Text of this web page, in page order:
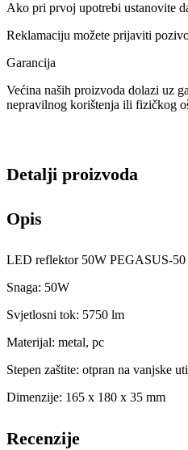
Ako pri prvoj upotrebi ustanovite
Reklamaciju možete prijaviti
Garancija
Većina naših proizvoda dolazi uz
nepravilnog korištenja ili fizičkog
Detalji proizvoda
Opis
LED reflektor 50W PEGASUS-50
Snaga: 50W
Svjetlosni tok: 5750 lm
Materijal: metal, pc
Stepen zaštite: otpran na vanjske
Dimenzije: 165 x 180 x 35 mm
Recenzije